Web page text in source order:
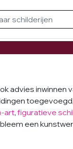
advies inwinnen
art, figuratieve
een